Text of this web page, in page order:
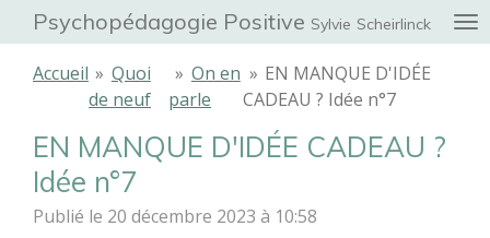
Passer
au
contenu
Psychopédagogie Positive Sylvie Scheirlinck
Accueil » Quoi
de neuf
» On en
parle
» EN MANQUE D'IDÉE
CADEAU ? Idée n°7
EN MANQUE D'IDÉE CADEAU ?
Idée n°7
Publié le 20 décembre 2023 à 10:58